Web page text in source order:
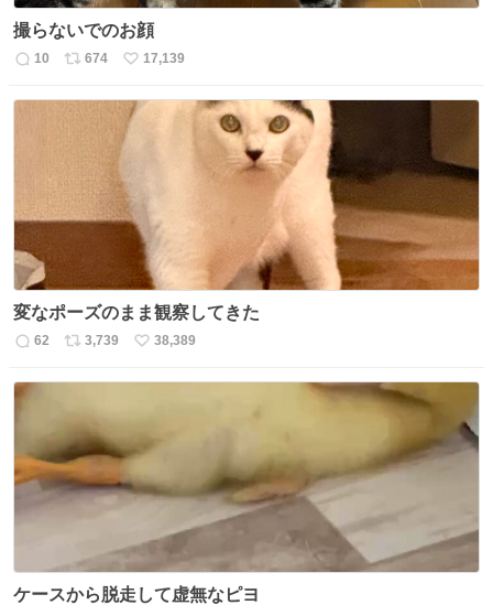
撮らないでのお顔
返
10
リ
ス
数
674
い
ね
数
17,139
変なポーズのまま観察してきた
返
数
62
リ
数
3,739
い
38,389
ケースから脱走して虚無なピヨ